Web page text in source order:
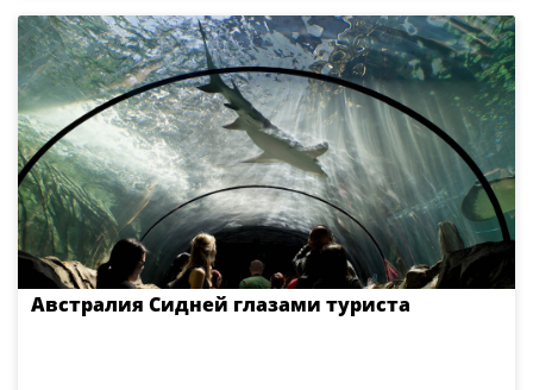
Австралия Сидней глазами туриста